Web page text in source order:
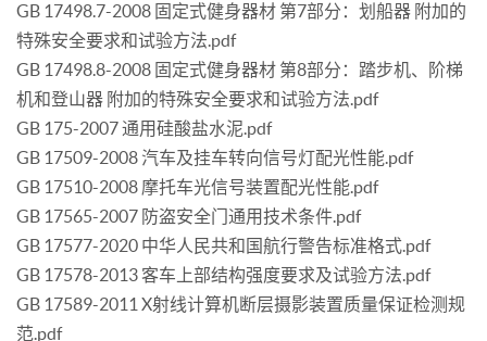
GB 17498.7-2008 固定式健身器材 第7部分：划船器 附加的
特殊安全要求和试验方法.pdf
GB 17498.8-2008 固定式健身器材 第8部分：踏步机、阶梯
机和登山器 附加的特殊安全要求和试验方法.pdf
GB 175-2007 通用硅酸盐水泥.pdf
GB 17509-2008 汽车及挂车转向信号灯配光性能.pdf
GB 17510-2008 摩托车光信号装置配光性能.pdf
GB 17565-2007 防盗安全门通用技术条件.pdf
GB 17577-2020 中华人民共和国航行警告标准格式.pdf
GB 17578-2013 客车上部结构强度要求及试验方法.pdf
GB 17589-2011 X射线计算机断层摄影装置质量保证检测规
范.pdf